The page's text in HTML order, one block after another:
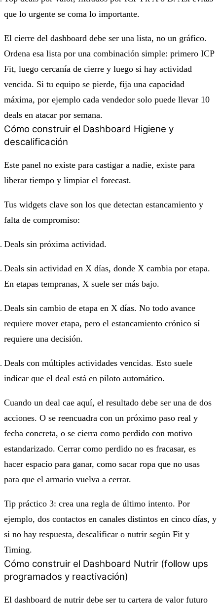
que lo urgente se coma lo importante.
El cierre del dashboard debe ser una lista, no un gráfico.
Ordena esa lista por una combinación simple: primero ICP
Fit, luego cercanía de cierre y luego si hay actividad
vencida. Si tu equipo se pierde, fija una capacidad
máxima, por ejemplo cada vendedor solo puede llevar 10
deals en atacar por semana.
Cómo construir el Dashboard Higiene y
descalificación
Este panel no existe para castigar a nadie, existe para
liberar tiempo y limpiar el forecast.
Tus widgets clave son los que detectan estancamiento y
falta de compromiso:
Deals sin próxima actividad.
Deals sin actividad en X días, donde X cambia por etapa.
En etapas tempranas, X suele ser más bajo.
Deals sin cambio de etapa en X días. No todo avance
requiere mover etapa, pero el estancamiento crónico sí
requiere una decisión.
Deals con múltiples actividades vencidas. Esto suele
indicar que el deal está en piloto automático.
Cuando un deal cae aquí, el resultado debe ser una de dos
acciones. O se reencuadra con un próximo paso real y
fecha concreta, o se cierra como perdido con motivo
estandarizado. Cerrar como perdido no es fracasar, es
hacer espacio para ganar, como sacar ropa que no usas
para que el armario vuelva a cerrar.
Tip práctico 3: crea una regla de último intento. Por
ejemplo, dos contactos en canales distintos en cinco días, y
si no hay respuesta, descalificar o nutrir según Fit y
Timing.
Cómo construir el Dashboard Nutrir (follow ups
programados y reactivación)
El dashboard de nutrir debe ser tu cartera de valor futuro